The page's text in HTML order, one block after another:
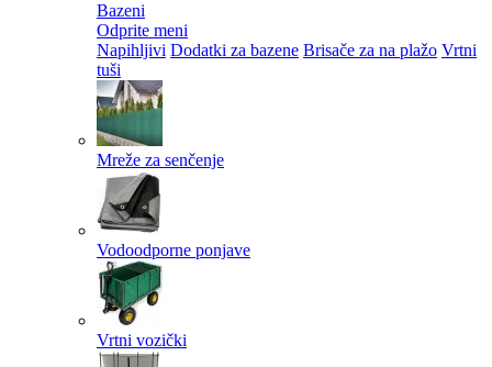
Bazeni
Odprite meni
Napihljivi Dodatki za bazene Brisače za na plažo Vrtni
tuši
Mreže za senčenje
Vodoodporne ponjave
Vrtni vozički